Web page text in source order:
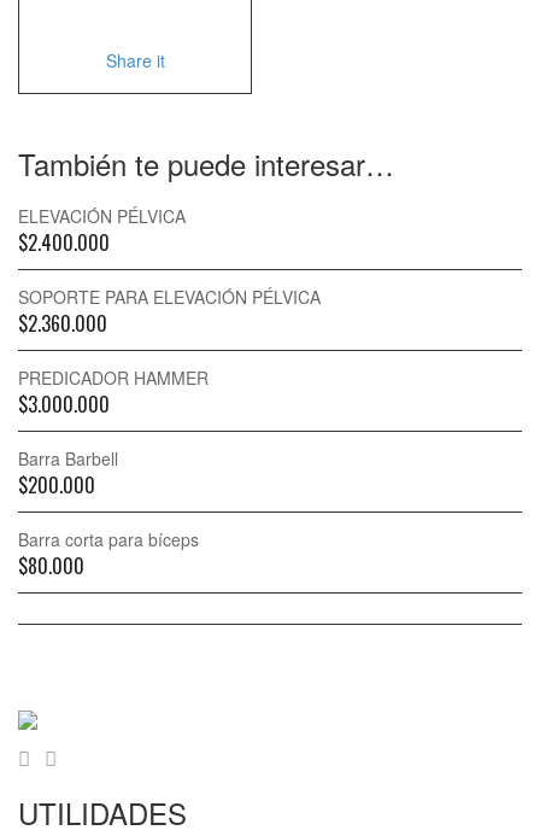
Share it
También te puede interesar…
ELEVACIÓN PÉLVICA
$2.400.000
SOPORTE PARA ELEVACIÓN PÉLVICA
$2.360.000
PREDICADOR HAMMER
$3.000.000
Barra Barbell
$200.000
Barra corta para bíceps
$80.000
UTILIDADES